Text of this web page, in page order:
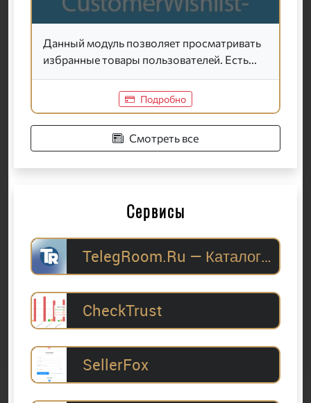
Данный модуль позволяет просматривать
избранные товары пользователей. Есть...
Подробно
Смотреть все
Сервисы
TelegRoom.Ru — Каталог Telegram-каналов для
CheckTrust
SellerFox